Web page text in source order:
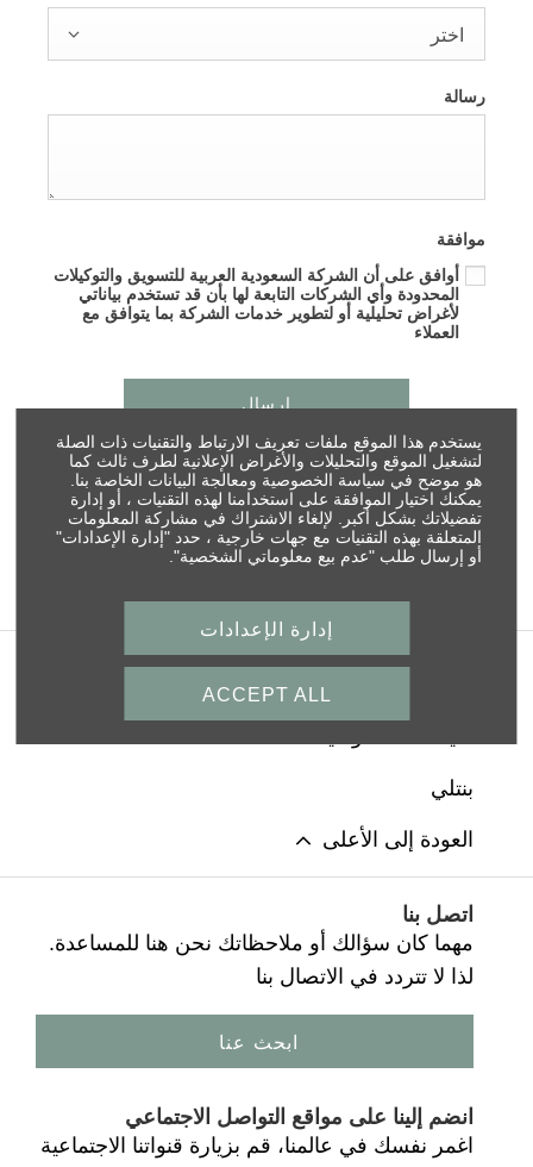
يستخدم هذا الموقع ملفات تعريف الارتباط والتقنيات ذات الصلة
لتشغيل الموقع والتحليلات والأغراض الإعلانية لطرف ثالث كما
هو موضح في سياسة الخصوصية ومعالجة البيانات الخاصة بنا.
يمكنك اختيار الموافقة على استخدامنا لهذه التقنيات ، أو إدارة
تفضيلاتك بشكل أكبر. لإلغاء الاشتراك في مشاركة المعلومات
المتعلقة بهذه التقنيات مع جهات خارجية ، حدد "إدارة الإعدادات"
أو إرسال طلب "عدم بيع معلوماتي الشخصية".
إدارة الإعدادات
ACCEPT ALL
اختر
رسالة
موافقة
أوافق على أن الشركة السعودية العربية للتسويق والتوكيلات
المحدودة وأي الشركات التابعة لها بأن قد تستخدم بياناتي
لأغراض تحليلية أو لتطوير خدمات الشركة بما يتوافق مع
العملاء
إرسال
الشروط والأحكام
بنتلي
العودة إلى الأعلى
اتصل بنا
مهما كان سؤالك أو ملاحظاتك نحن هنا للمساعدة.
لذا لا تتردد في الاتصال بنا
ابحث عنا
انضم إلينا على مواقع التواصل الاجتماعي
اغمر نفسك في عالمنا، قم بزيارة قنواتنا الاجتماعية